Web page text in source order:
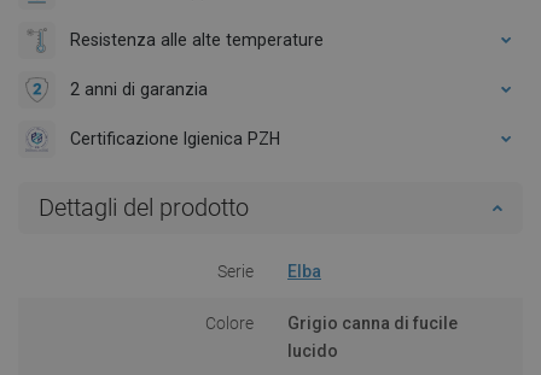
Resistenza alle alte temperature
2 anni di garanzia
Certificazione Igienica PZH
Dettagli del prodotto
Serie Elba
Colore
Grigio canna di fucile
lucido